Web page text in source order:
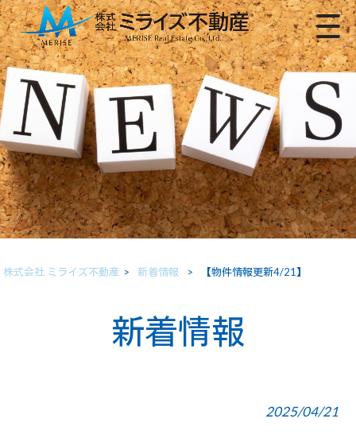
株式会社 ミライズ不動産 > 新着情報 > 【物件情報更新4/21】
新着情報
2025/04/21